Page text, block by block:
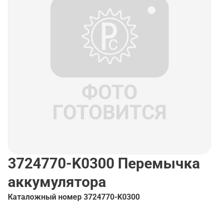
3724770-K0300 Перемычка
аккумулятора
Каталожный номер 3724770-K0300